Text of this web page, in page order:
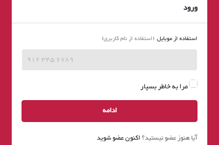
ورود
استفاده از موبایل استفاده از نام کاربری
مرا به خاطر بسپار
ادامه
آیا هنوز عضو نیستید؟اکنون عضو شوید